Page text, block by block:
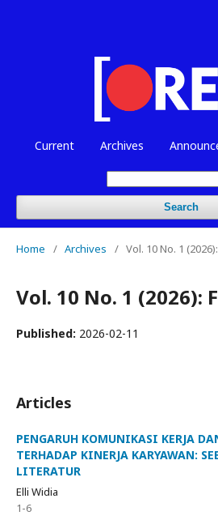
Current Archives
Search
Home / Archives / Vol. 10 No. 1
Vol. 10 No. 1 (2026):
Published: 2026-02-11
Articles
PENGARUH KOMUNIKASI KERJA
TERHADAP KINERJA KARYAWAN:
LITERATUR
Elli Widia
1-6